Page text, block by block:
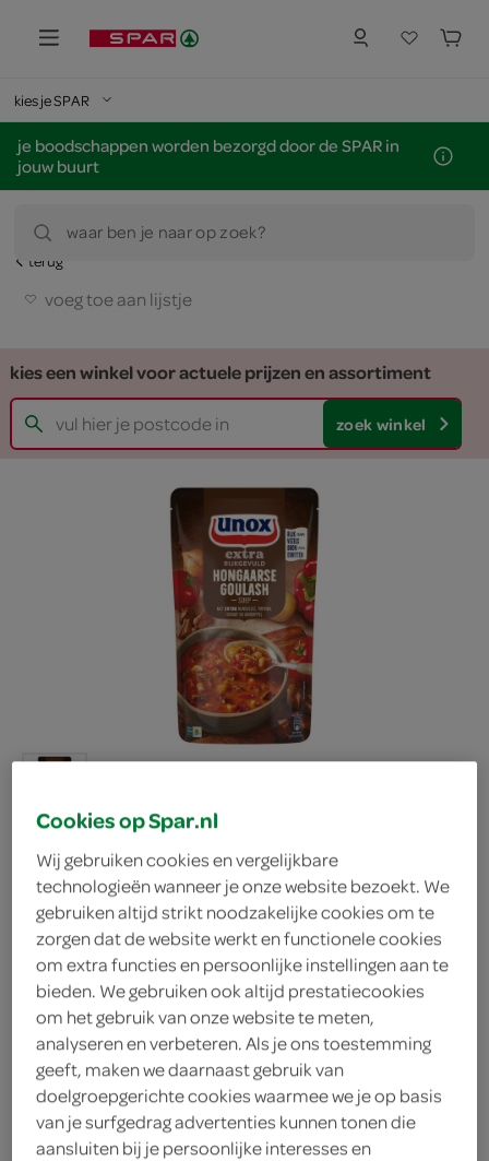
kies je SPAR
je boodschappen worden bezorgd door de SPAR in
jouw buurt
waar ben je naar op zoek?
terug
voeg toe aan lijstje
kies een winkel voor actuele prijzen en assortiment
zoek winkel
Unox soep Hongaarse
goulash
Unox
5.
49
570 Milliliter
Cookies op Spar.nl
Wij gebruiken cookies en vergelijkbare
technologieën wanneer je onze website bezoekt. We
gebruiken altijd strikt noodzakelijke cookies om te
zorgen dat de website werkt en functionele cookies
om extra functies en persoonlijke instellingen aan te
bieden. We gebruiken ook altijd prestatiecookies
om het gebruik van onze website te meten,
analyseren en verbeteren. Als je ons toestemming
geeft, maken we daarnaast gebruik van
doelgroepgerichte cookies waarmee we je op basis
van je surfgedrag advertenties kunnen tonen die
aansluiten bij je persoonlijke interesses en